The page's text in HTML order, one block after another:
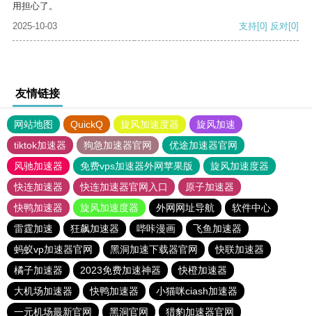
用担心了。
2025-10-03
支持[0] 反对[0]
友情链接
网站地图 QuickQ 旋风加速度器
旋风加速
tiktok加速器
狗急加速器官网
优途加速器官网
风驰加速器
免费vps加速器外网苹果版
旋风加速度器
快连加速器
快连加速器官网入口
原子加速器
快鸭加速器
旋风加速度器 外网网址导航
软件中心
雷霆加速
狂飙加速器 哔咔漫画
飞鱼加速器
蚂蚁vp加速器官网
黑洞加速下载器官网
快联加速器
橘子加速器
2023免费加速神器
快橙加速器
大机场加速器
快鸭加速器
小猫咪ciash加速器
一元机场最新官网
黑洞官网 猎豹加速器官网